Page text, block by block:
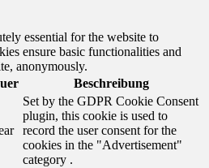
essential for the website to
ensure basic functionalities and
anonymously.
Beschreibung
Set by the GDPR Cookie Consent
plugin, this cookie is used to
record the user consent for the
cookies in the "Advertisement"
category .